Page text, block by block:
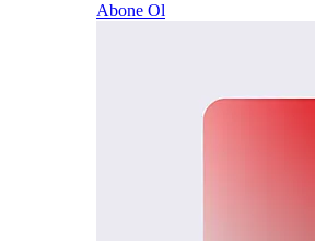
Abone Ol